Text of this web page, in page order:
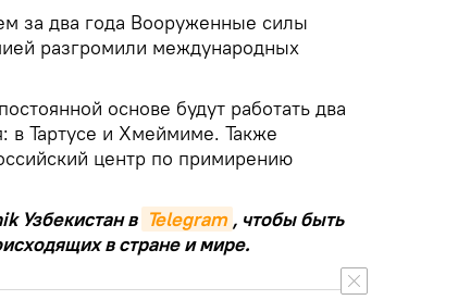
за два года Вооруженные силы
разгромили международных
основе будут работать два
в Тартусе и Хмеймиме. Также
центр по примирению
Узбекистан в Telegram , чтобы быть
в стране и мире.